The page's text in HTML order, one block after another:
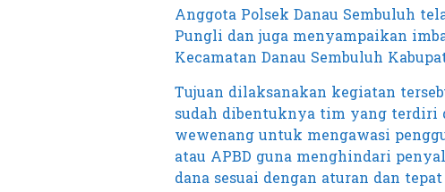
Anggota Polsek Danau Sembuluh
Pungli dan juga menyampaikan
Kecamatan Danau Sembuluh
Tujuan dilaksanakan kegiatan
sudah dibentuknya tim yang terdiri
wewenang untuk mengawasi
atau APBD guna menghindari
dana sesuai dengan aturan dan tepat